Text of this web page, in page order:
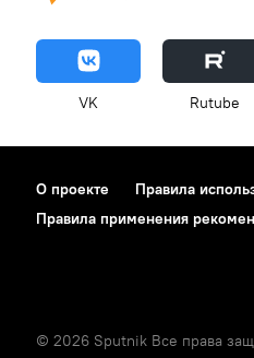
VK Rutube
О проекте Правила
Правила применения
© 2026 Sputnik Все права